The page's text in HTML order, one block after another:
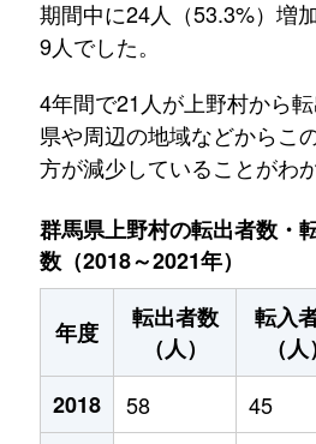
期間中に24人（53.3%）増
9人でした。
4年間で21人が上野村から
県や周辺の地域などからこ
方が減少していることがわ
群馬県上野村の転出者数・
数（2018～2021年）
年度
転出者数
（人）
転入
（人）
2018
58 45